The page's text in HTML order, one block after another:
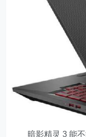
暗影精灵 3 能